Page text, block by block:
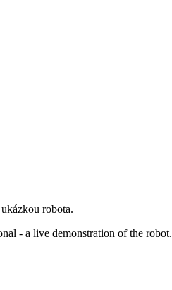
robota.
- a live demonstration of the robot.